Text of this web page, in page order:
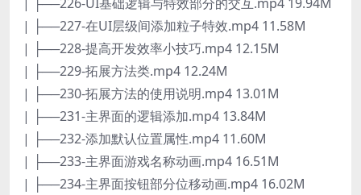
| ├──227-在UI层级间添加粒子特效.mp4 11.58M
| ├──228-提高开发效率小技巧.mp4 12.15M
| ├──229-拓展方法类.mp4 12.24M
| ├──230-拓展方法的使用说明.mp4 13.01M
| ├──231-主界面的逻辑添加.mp4 13.84M
| ├──232-添加默认位置属性.mp4 11.60M
| ├──233-主界面游戏名称动画.mp4 16.51M
| ├──234-主界面按钮部分位移动画.mp4 16.02M